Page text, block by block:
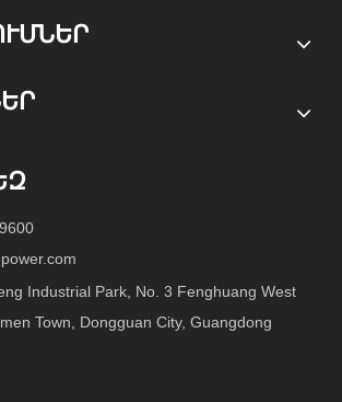
Industrial Park, No. 3 Fenghuang West
Town, Dongguan City, Guangdong